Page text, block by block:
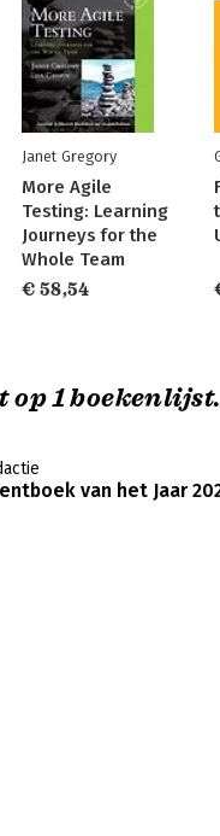
Janet Gregory
More Agile
Testing: Learning
Journeys for the
Whole Team
€ 58,54
op 1
van het Jaar